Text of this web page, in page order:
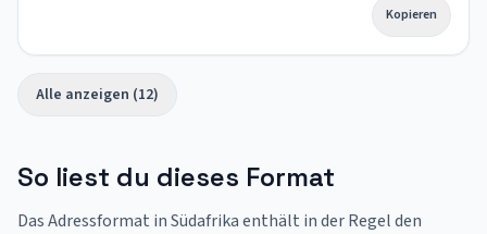
Kopieren
Alle anzeigen (12)
So liest du dieses Format
Das Adressformat in Südafrika enthält in der Regel den